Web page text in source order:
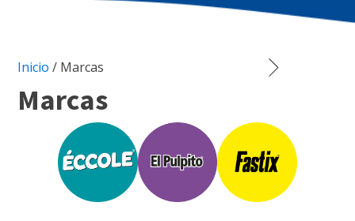
Inicio / Marcas
Marcas